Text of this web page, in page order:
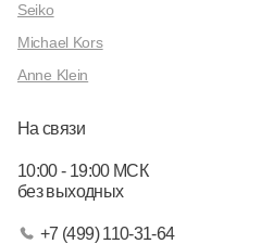
Seiko
Michael Kors
Anne Klein
На связи
10:00 - 19:00 МСК
без выходных
+7 (499) 110-31-64